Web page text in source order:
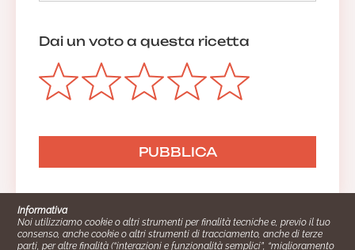
Dai un voto a questa ricetta
Informativa
Noi utilizziamo cookie o altri strumenti per finalità tecniche e, previo il tuo
consenso, anche cookie o altri strumenti di tracciamento, anche di terze
parti, per altre finalità (“interazioni e funzionalità semplici”, “miglioramento